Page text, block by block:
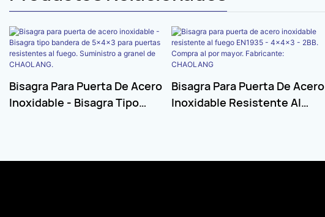
Bisagra Para Puerta De Acero
Inoxidable - Bisagra Tipo
Bisagra Para Puerta De Acero
Inoxidable Resistente Al